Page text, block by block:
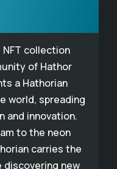
NFT collection
of Hathor
a Hathorian
world, spreading
and innovation.
to the neon
carries the
discovering new